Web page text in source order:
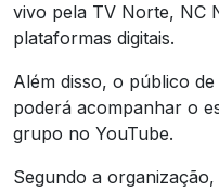
vivo pela TV Norte, NC
plataformas digitais.
Além disso, o público
poderá acompanhar o
grupo no YouTube.
Segundo a